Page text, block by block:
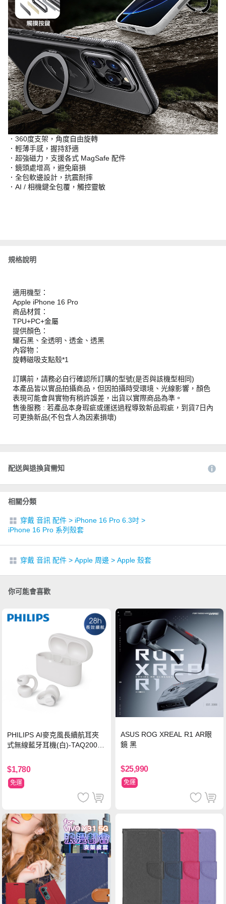
．360度支架，角度自由旋轉
．輕薄手感，握持舒適
．超強磁力，支援各式 MagSafe 配件
．鏡頭處增高，避免磨損
．全包軟邊設計，抗震耐摔
．AI / 相機鍵全包覆，觸控靈敏
規格說明
適用機型：
Apple iPhone 16 Pro
商品材質：
TPU+PC+金屬
提供顏色：
耀石黑、全透明、透金、透黑
內容物：
旋轉磁吸支點殼*1
訂購前，請務必自行確認所訂購的型號(是否與該機型相同)
本產品皆以實品拍攝商品，但因拍攝時受環境、光線影響，顏色
表現可能會與實物有稍許誤差，出貨以實際商品為準。
售後服務 : 若產品本身瑕疵或運送過程導致新品瑕疵，到貨7日內
可更換新品(不包含人為因素損壞)
配送與退換貨需知
相關分類
穿戴 音訊 配件 > iPhone 16 Pro 6.3吋 >
iPhone 16 Pro 系列殼套
穿戴 音訊 配件 > Apple 周邊 > Apple 殼套
你可能會喜歡
PHILIPS AI麥克風長續航耳夾
式無線藍牙耳機(白)-TAQ2000
$1,780
免運
ASUS ROG XREAL R1 AR眼
鏡 黑
$25,990
免運